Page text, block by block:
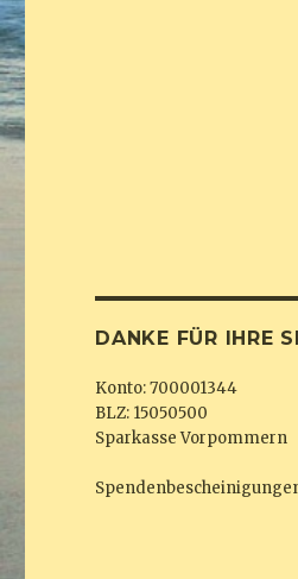
DANKE FÜR IHRE
Konto: 700001344
BLZ: 15050500
Sparkasse Vorpommern